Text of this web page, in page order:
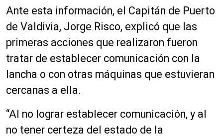
Ante esta información, el Capitán de Puerto
de Valdivia, Jorge Risco, explicó que las
primeras acciones que realizaron fueron
tratar de establecer comunicación con la
lancha o con otras máquinas que estuvieran
cercanas a ella.
“Al no lograr establecer comunicación, y al
no tener certeza del estado de la